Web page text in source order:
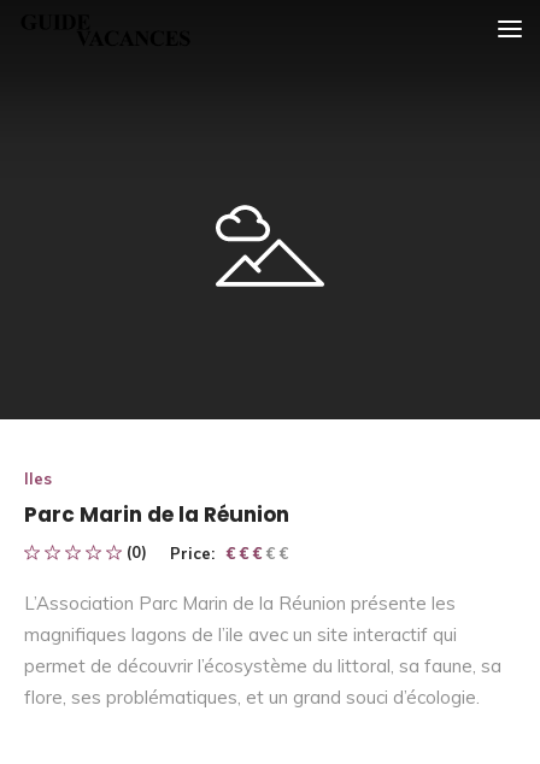
Iles
Parc Marin de la Réunion
(0) Price: € € € € €
€ € €
L’Association Parc Marin de la Réunion présente les
magnifiques lagons de l’ile avec un site interactif qui
permet de découvrir l’écosystème du littoral, sa faune, sa
flore, ses problématiques, et un grand souci d’écologie.